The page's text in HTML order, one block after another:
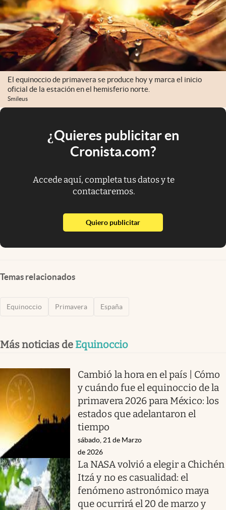
El equinoccio de primavera se produce hoy y marca el inicio
oficial de la estación en el hemisferio norte.
Smileus
¿Quieres publicitar en
Cronista.com?
Accede aquí, completa tus datos y te
contactaremos.
Quiero publicitarabre en nueva pestaña
Temas relacionados
Equinoccio Primavera España
Más noticias de Equinoccio
Cambió la hora en el país | Cómo
y cuándo fue el equinoccio de la
primavera 2026 para México: los
estados que adelantaron el
tiempo
sábado, 21 de Marzo
de 2026
La NASA volvió a elegir a Chichén
Itzá y no es casualidad: el
fenómeno astronómico maya
que ocurrirá el 20 de marzo y